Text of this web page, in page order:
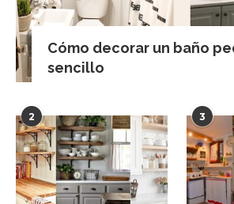
Cómo decorar un baño
sencillo
2 3